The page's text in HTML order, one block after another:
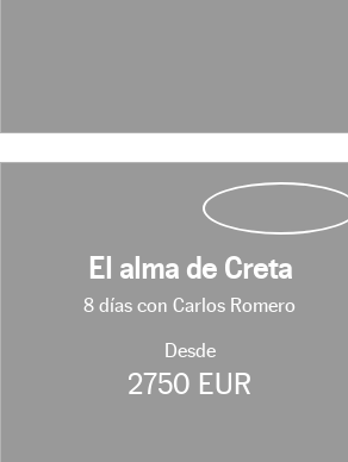
Parque Nacional Bosque Nyungwe
P.N. Kibale
Parque Nacional Los Glaciares
P.N. Queen Elisabeth
P.N. Torres del Paine
Perito Moreno
El alma de Creta
8 días con Carlos Romero
Desde
2750 EUR